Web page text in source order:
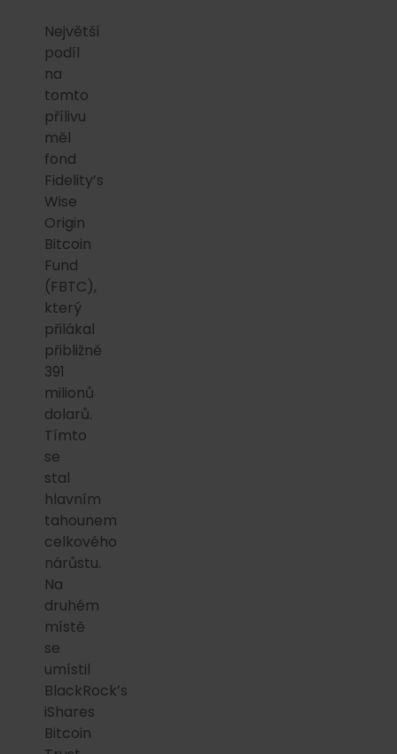
Největší
podíl
na
tomto
přílivu
měl
fond
Fidelity’s
Wise
Origin
Bitcoin
Fund
(FBTC),
který
přilákal
přibližně
391
milionů
dolarů.
Tímto
se
stal
hlavním
tahounem
celkového
nárůstu.
Na
druhém
místě
se
umístil
BlackRock’s
iShares
Bitcoin